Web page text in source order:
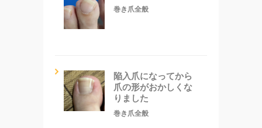
巻き爪全般
陥入爪になってから
爪の形がおかしくな
りました
巻き爪全般